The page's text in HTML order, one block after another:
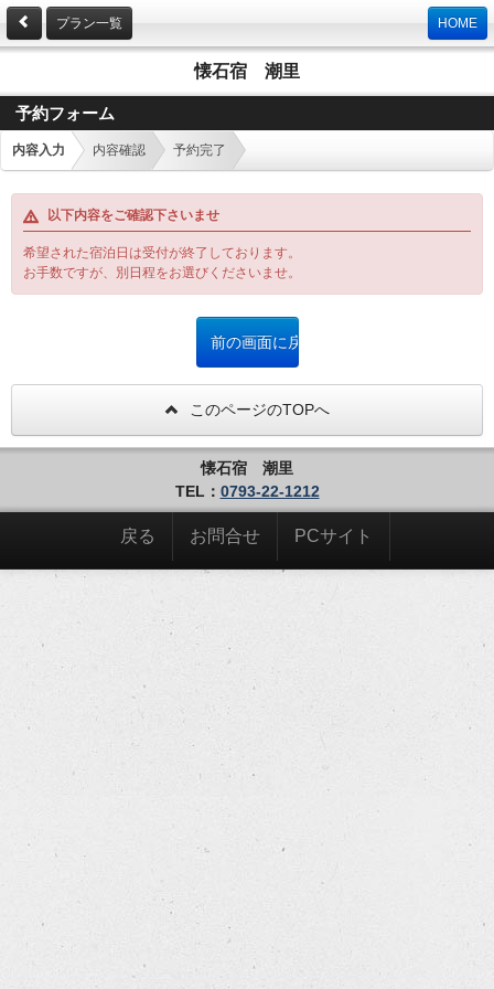
プラン一覧 HOME
懐石宿 潮里
予約フォーム
内容入力 内容確認 予約完了
以下内容をご確認下さいませ
希望された宿泊日は受付が終了しております。
お手数ですが、別日程をお選びくださいませ。
このページのTOPへ
懐石宿 潮里
TEL： 0793-22-1212
戻る お問合せ PCサイト